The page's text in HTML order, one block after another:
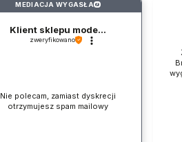
MEDIACJA WYGASŁA ?
Klient sklepu mode...
zweryfikowano
Nie polecam, zamiast dyskrecji
otrzymujesz spam mailowy